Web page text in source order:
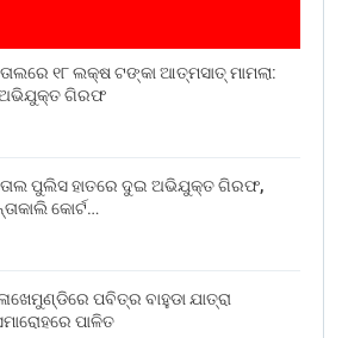
୧୮ ଲକ୍ଷ ଟଙ୍କା ଆତ୍ମସାତ୍ ମାମଲା:
ଗିରଫ
ପୁଲିସ ହାତରେ ଦୁଇ ଅଭିଯୁକ୍ତ ଗିରଫ,
କୋର୍ଟ…
ପବିତ୍ର ବାହୁଡା ଯାତ୍ରା
ପାଳିତ